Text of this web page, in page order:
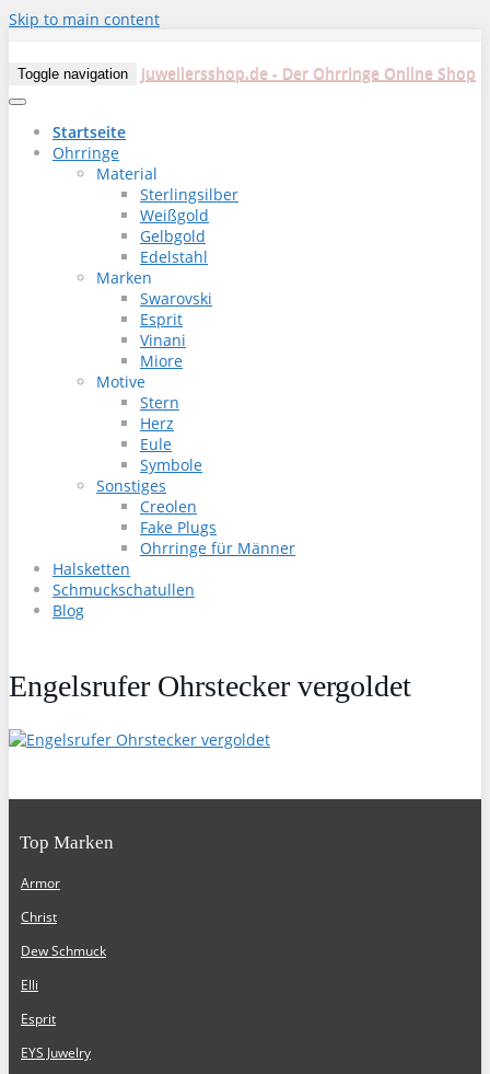
Skip to main content
Toggle navigation Juweliersshop.de - Der Ohrringe Online Shop
Startseite
Ohrringe
Material
Sterlingsilber
Weißgold
Gelbgold
Edelstahl
Marken
Swarovski
Esprit
Vinani
Miore
Motive
Stern
Herz
Eule
Symbole
Sonstiges
Creolen
Fake Plugs
Ohrringe für Männer
Halsketten
Schmuckschatullen
Blog
Engelsrufer Ohrstecker vergoldet
Top Marken
Armor
Christ
Dew Schmuck
Elli
Esprit
EYS Juwelry